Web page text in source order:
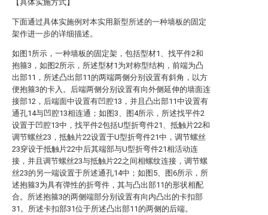
【具体实施方式】
下面通过具体实施例对本实用新型所述的一种墙板的固定
架作进一步的详细描述。
如图1所示，一种墙板的固定架，包括型材1、找平件2和
抱箍3，如图2所示，所述型材1为对称型结构，前端为凸
出部11，所述凸出部11的两端两侧分别设置有斜角，以方
便抱箍3的卡入。后端两侧分别设置有向外侧延伸的墙面连
接部12，后端面中设置有凹腔13，并且凸出部11中设置有
通孔14与凹腔13相连通；如图3、图4所示，所述找平件2
设置于凹腔13中，找平件2包括U型折弯件21、抵触片22和
调节螺丝23，抵触片22设置于U型折弯件21中，调节螺丝
23穿设于抵触片22中后其端部与U型折弯件21相活动连
接，并且调节螺丝23与抵触片22之间相螺纹连接，调节螺
丝23的另一端设置于所述通孔14中；如图5、图6所示，所
述抱箍3为具有弹性的折弯件，其与凸出部11的形状相配
合。所述抱箍3的两侧端部分别设置有向内凸出的卡扣部
31。所述卡扣部31位于所述凸出部11的两侧的后端。